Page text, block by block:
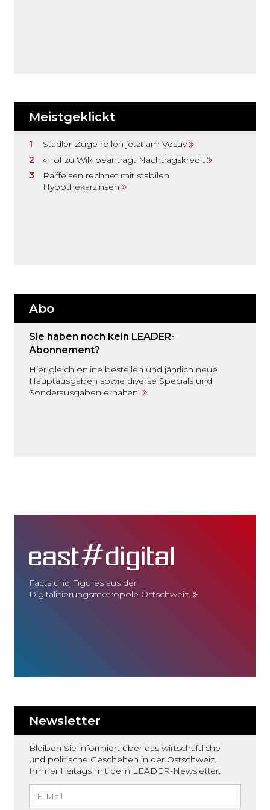
Meistgeklickt
Stadler-Züge rollen jetzt am Vesuv
«Hof zu Wil» beantragt Nachtragskredit
Raiffeisen rechnet mit stabilen
Hypothekarzinsen
Abo
Sie haben noch kein LEADER-
Abonnement?
Hier gleich online bestellen und jährlich neue
Hauptausgaben sowie diverse Specials und
Sonderausgaben erhalten!
Facts und Figures aus der
Digitalisierungsmetropole Ostschweiz.
Newsletter
Bleiben Sie informiert über das wirtschaftliche
und politische Geschehen in der Ostschweiz.
Immer freitags mit dem LEADER-Newsletter.